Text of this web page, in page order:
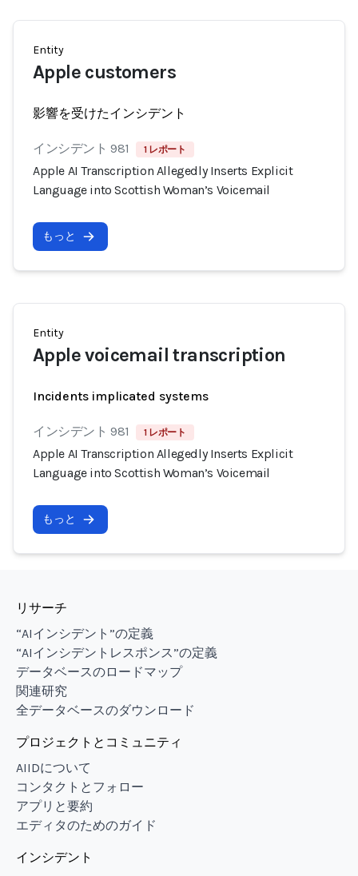
Entity
Apple customers
影響を受けたインシデント
インシデント 981 1 レポート
Apple AI Transcription Allegedly Inserts Explicit
Language into Scottish Woman’s Voicemail
もっと
Entity
Apple voicemail transcription
Incidents implicated systems
インシデント 981 1 レポート
Apple AI Transcription Allegedly Inserts Explicit
Language into Scottish Woman’s Voicemail
もっと
リサーチ
“AIインシデント”の定義
“AIインシデントレスポンス”の定義
データベースのロードマップ
関連研究
全データベースのダウンロード
プロジェクトとコミュニティ
AIIDについて
コンタクトとフォロー
アプリと要約
エディタのためのガイド
インシデント